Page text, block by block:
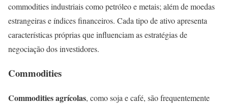
commodities industriais como petróleo e metais; além de moedas
estrangeiras e índices financeiros. Cada tipo de ativo apresenta
características próprias que influenciam as estratégias de
negociação dos investidores.
Commodities
Commodities agrícolas, como soja e café, são frequentemente